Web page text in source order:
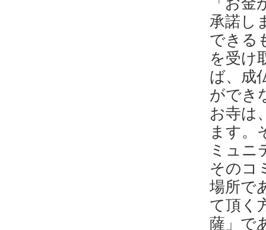
承諾し
できる
を受け
ば、成
ができ
お寺は
ます。
ミュニ
そのコ
場所で
て頂く
薩」で